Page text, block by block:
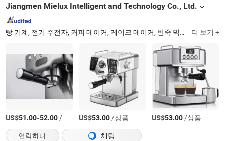
Jiangmen Mielux Intelligent and Technology Co., Ltd.
빵 기계, 전기 주전자, 커피 메이커, 케이크 메이커, 반죽 믹서 더 보기 +
US$51.00-52.00/상품 US$53.00/상품 US$53.00/상품
연락하다
채팅